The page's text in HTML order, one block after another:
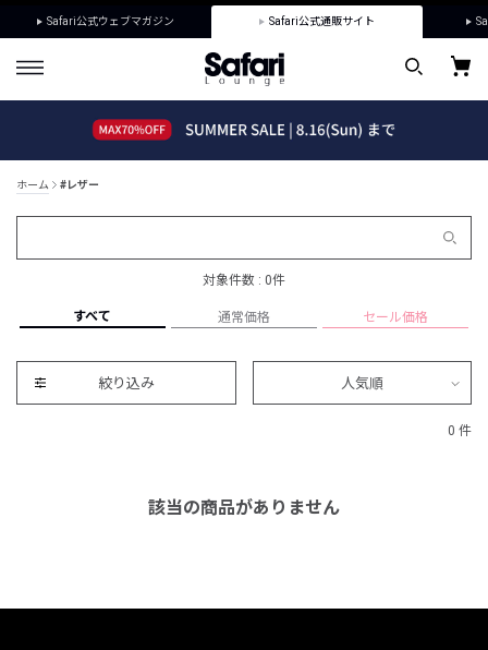
Safari公式ウェブマガジン Safari公式通販サイト
ホーム #レザー
対象件数 : 0件
すべて 通常価格 セール価格
絞り込み 人気順
0 件
該当の商品がありません